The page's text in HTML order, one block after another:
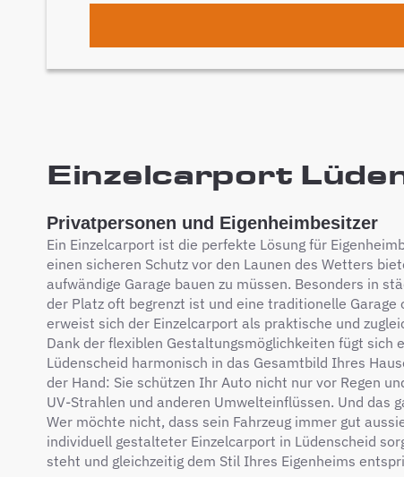
Einzelcarport
Privatpersonen und Eigenheimbesitzer
Ein Einzelcarport ist die perfekte Lösung für
einen sicheren Schutz vor den Launen des Wetters
aufwändige Garage bauen zu müssen. Besonders in
der Platz oft begrenzt ist und eine traditionelle
erweist sich der Einzelcarport als praktische und
Dank der flexiblen Gestaltungsmöglichkeiten fügt sich
Lüdenscheid harmonisch in das Gesamtbild Ihres
der Hand: Sie schützen Ihr Auto nicht nur vor Regen
UV-Strahlen und anderen Umwelteinflüssen. Und das
Wer möchte nicht, dass sein Fahrzeug immer gut
individuell gestalteter Einzelcarport in Lüdenscheid
steht und gleichzeitig dem Stil Ihres Eigenheims